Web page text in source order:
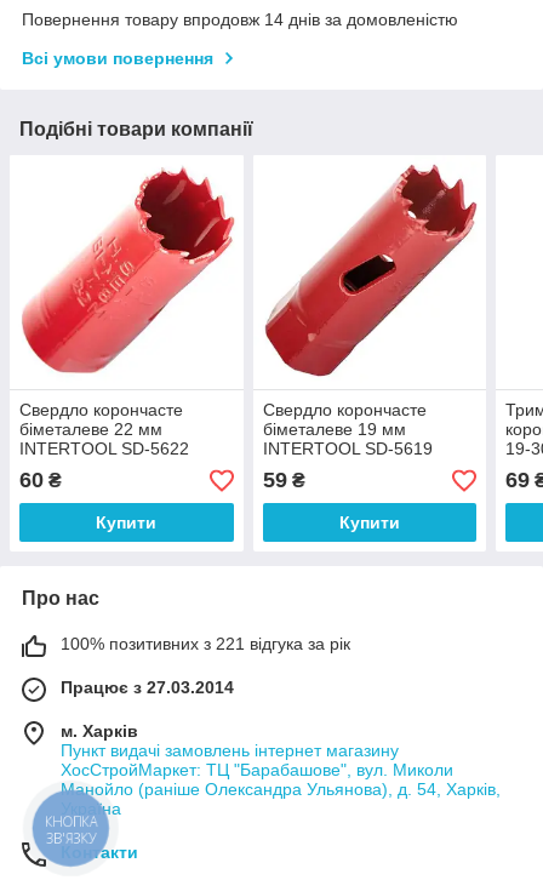
Повернення товару впродовж 14 днів за домовленістю
Всі умови повернення
Подібні товари компанії
Свердло корончасте
біметалеве 22 мм
INTERTOOL SD-5622
60 ₴
Купити
Свердло корончасте
біметалеве 19 мм
INTERTOOL SD-5619
59₴
Купити
19-
69
Про нас
100% позитивних з 221 відгука за рік
Працює з 27.03.2014
м. Харків
Пункт видачі замовлень інтернет магазину
ХосСтройМаркет: ТЦ "Барабашове", вул. Миколи
Манойло (раніше Олександра Ульянова), д. 54, Харків,
Україна
Контакти
КНОПКА
ЗВ'ЯЗКУ